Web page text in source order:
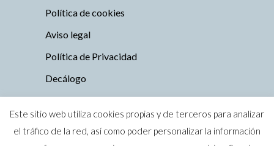
Política de cookies
Aviso legal
Política de Privacidad
Decálogo
Este sitio web utiliza cookies propias y de terceros para analizar
el tráfico de la red, así como poder personalizar la información